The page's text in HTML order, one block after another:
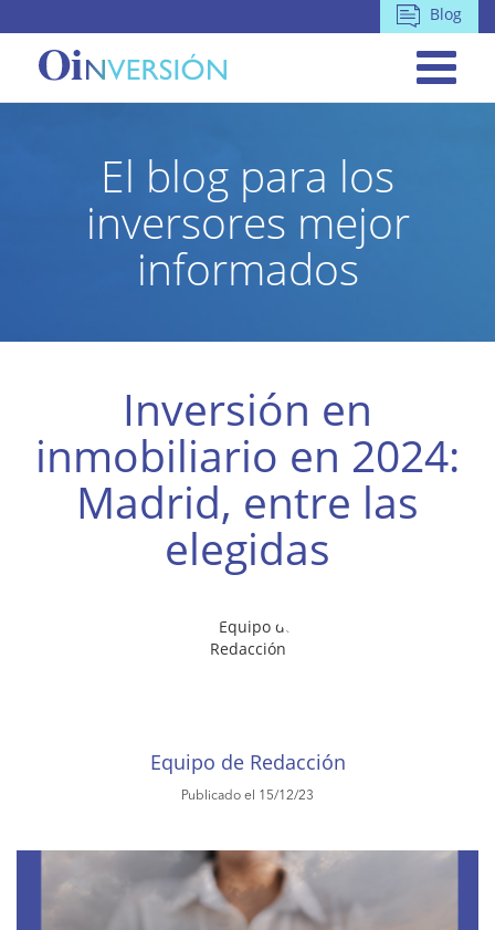
Blog
El blog para los
inversores mejor
informados
Inversión en
inmobiliario en 2024:
Madrid, entre las
elegidas
Equipo de Redacción
Publicado el 15/12/23